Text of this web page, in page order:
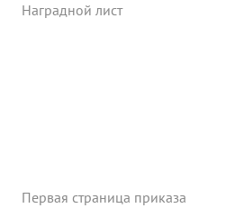
Наградной лист
Первая страница приказа